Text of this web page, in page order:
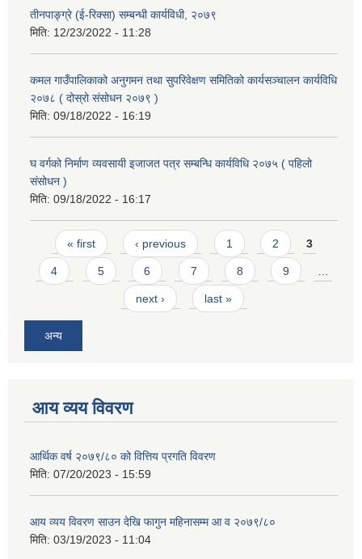
तीनपाङ्ग्रे (ई-रिक्सा) सम्बन्धी कार्यविधी, २०७९
मिति: 12/23/2022 - 11:28
कमल गाउँपालिकाको अनुगमन तथा सुपरिवेक्षण समितिको कार्यसञ्चालन कार्यविधि
२०७८ ( दोस्रो संसोधन २०७९ )
मिति: 09/18/2022 - 16:19
घ वर्गको निर्माण व्यवसायी इजाजत पत्र सम्बन्धि कार्यविधि २०७५ ( पहिलो
संसोधन )
मिति: 09/18/2022 - 16:17
Pages
« first ‹ previous 1 2 3
4 5 6 7 8 9
next › last »
अन्य
आय व्यय विवरण
आर्थिक वर्ष २०७९/८० को वित्तिय प्रगति विवरण
मिति: 07/20/2023 - 15:59
आय व्यय विवरण साउन देखि फागुन महिनासम्म आ व २०७९/८०
मिति: 03/19/2023 - 11:04